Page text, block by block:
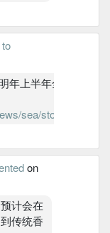
年上半年全
sea/story
on
计会在
传统香